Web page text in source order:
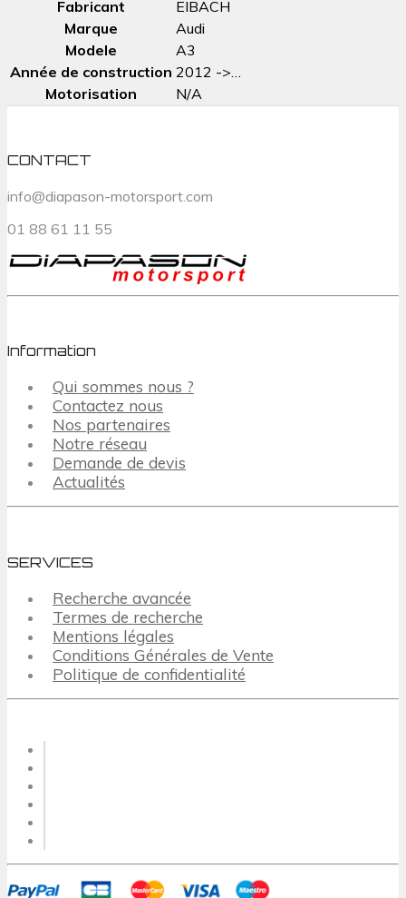
Fabricant
EIBACH
Marque
Audi
Modele
A3
Année de construction 2012 ->…
Motorisation
N/A
CONTACT
info@diapason-motorsport.com
01 88 61 11 55
Information
Qui sommes nous ?
Contactez nous
Nos partenaires
Notre réseau
Demande de devis
Actualités
SERVICES
Recherche avancée
Termes de recherche
Mentions légales
Conditions Générales de Vente
Politique de confidentialité